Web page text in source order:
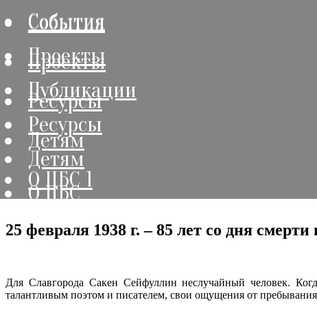
События
Проекты
Публикации
Ресурсы
Детям
О ЦБС
События
Проекты
Ресурсы
Детям
О ЦБС 1
25 февраля 1938 г. – 85 лет со дня
Для Славгорода Сакен Сейфуллин неслучайный человек.
талантливым поэтом и писателем, свои ощущения от